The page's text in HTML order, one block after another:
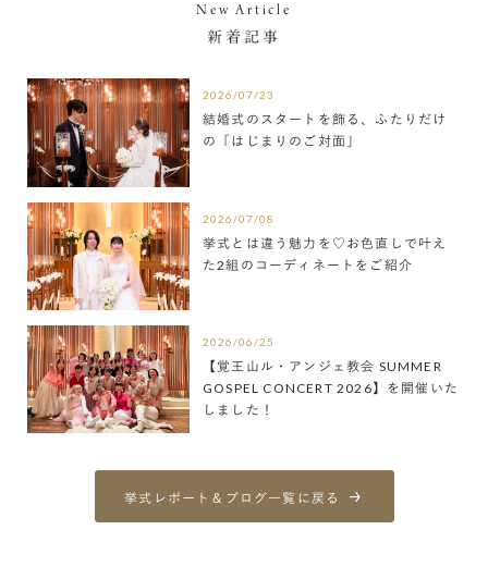
New Article
新着記事
2026/07/23
結婚式のスタートを飾る、ふたりだけ
の「はじまりのご対面」
2026/07/08
挙式とは違う魅力を♡お色直しで叶え
た2組のコーディネートをご紹介
2026/06/25
【覚王山ル・アンジェ教会 SUMMER
GOSPEL CONCERT 2026】を開催いた
しました！
挙式レポート＆ブログ一覧に戻る